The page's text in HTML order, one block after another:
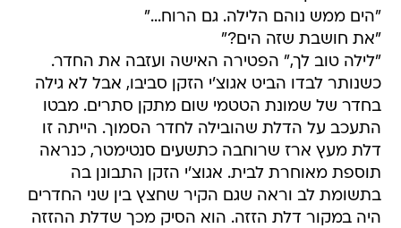
"הים ממש נוהם הלילה. גם הרוח..."
"את חושבת שזה הים?"
"לילה טוב לך," הפטירה האישה ועזבה את החדר.
כשנותר לבדו הביט אגוצ'י הזקן סביבו, אבל לא גילה
בחדר של שמונת הטטמי שום מתקן סתרים. מבטו
התעכב על הדלת שהובילה לחדר הסמוך. הייתה זו
דלת מעץ ארז שרוחבה כתשעים סנטימטר, כנראה
תוספת מאוחרת לבית. אגוצ'י הזקן התבונן בה
בתשומת לב וראה שגם הקיר שחצץ בין שני החדרים
היה במקור דלת הזזה. הוא הסיק מכך שדלת ההזזה